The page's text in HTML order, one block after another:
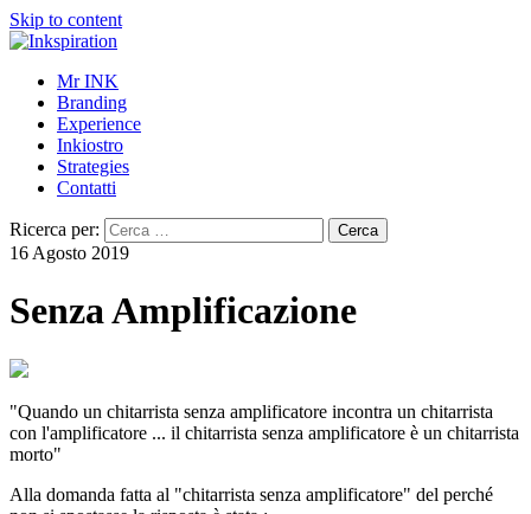
Skip to content
Mr INK
Branding
Experience
Inkiostro
Strategies
Contatti
Ricerca per:
16 Agosto 2019
Senza Amplificazione
"Quando un chitarrista senza amplificatore incontra un chitarrista
con l'amplificatore ... il chitarrista senza amplificatore è un chitarrista
morto"
Alla domanda fatta al "chitarrista senza amplificatore" del perché